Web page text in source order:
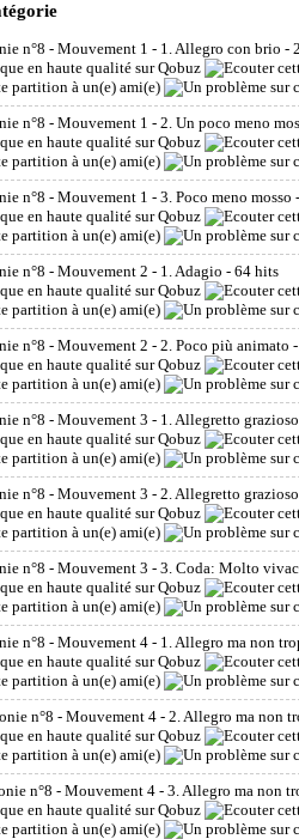
n°8 - Mouvement 1 - 1. Allegro con brio -
n°8 - Mouvement 1 - 2. Un poco meno
n°8 - Mouvement 1 - 3. Poco meno mosso
n°8 - Mouvement 2 - 1. Adagio - 64 hits
n°8 - Mouvement 2 - 2. Poco più animato
n°8 - Mouvement 3 - 1. Allegretto grazioso
n°8 - Mouvement 3 - 2. Allegretto
n°8 - Mouvement 3 - 3. Coda: Molto
n°8 - Mouvement 4 - 1. Allegro ma non
n°8 - Mouvement 4 - 2. Allegro ma non
n°8 - Mouvement 4 - 3. Allegro ma non